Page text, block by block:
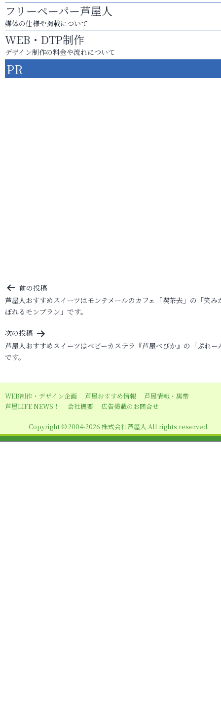
フリーペーパー芦屋人
媒体の仕様や掲載について
WEB・DTP制作
デザイン制作の料金や流れについて
PR
投
稿
ナ
ビ
ゲ
ー
シ
ョ
ン
前の投稿
芦屋人おすすめスイーツはモンテメールのカフェ「喫茶去」の「笑み
ぼれるモンブラン」です。
次の投稿
芦屋人おすすめスイーツはベビーカステラ『芦屋べびか』の「ぷれー
です。
WEB制作・デザイン企画 芦屋おすすめ情報
芦屋情報・黒帯
芦屋LIFE NEWS！
会社概要 広告掲載のお問合せ
Copyright © 2004-2026 株式会社芦屋人 All rights reserved.